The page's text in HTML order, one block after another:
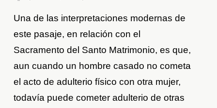
Una de las interpretaciones modernas de
este pasaje, en relación con el
Sacramento del Santo Matrimonio, es que,
aun cuando un hombre casado no cometa
el acto de adulterio físico con otra mujer,
todavía puede cometer adulterio de otras